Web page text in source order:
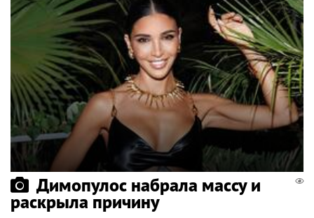
Димопулос набрала массу и
раскрыла причину